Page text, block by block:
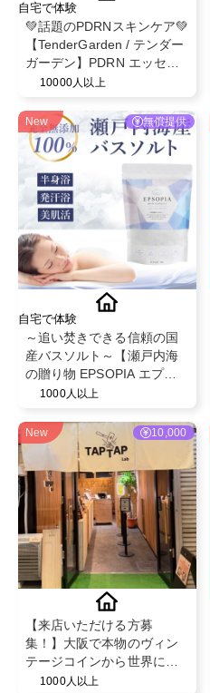
自宅で体験
💚話題のPDRNスキンケア💚
【TenderGarden / テンダー
ガーデン】PDRN エッセン
スクリーム 80ml モニター募
10000人以上
New 無償提供
自宅で体験
～追い焚きできる信頼の国
産バスソルト～【瀬戸内海
の贈り物 EPSOPIA エプソ
ピア】@EPSOPIA
1000人以上
New 10,000
【来店いただける方募
集！】大阪で本物のヴィン
テージコインから世界に一
つだけのリング💍
1000人以上